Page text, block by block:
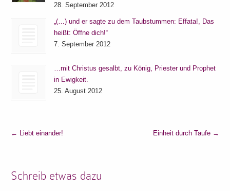
28. September 2012
„(…) und er sagte zu dem Taubstummen: Effata!, Das
heißt: Öffne dich!“
7. September 2012
…mit Christus gesalbt, zu König, Priester und Prophet
in Ewigkeit.
25. August 2012
← Liebt einander! Einheit durch Taufe →
Schreib etwas dazu